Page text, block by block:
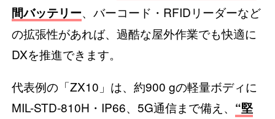
間バッテリー、バーコード・RFIDリーダーなど
の拡張性があれば、過酷な屋外作業でも快適に
DXを推進できます。
代表例の「ZX10」は、約900 gの軽量ボディに
MIL-STD-810H・IP66、5G通信まで備え、 “堅